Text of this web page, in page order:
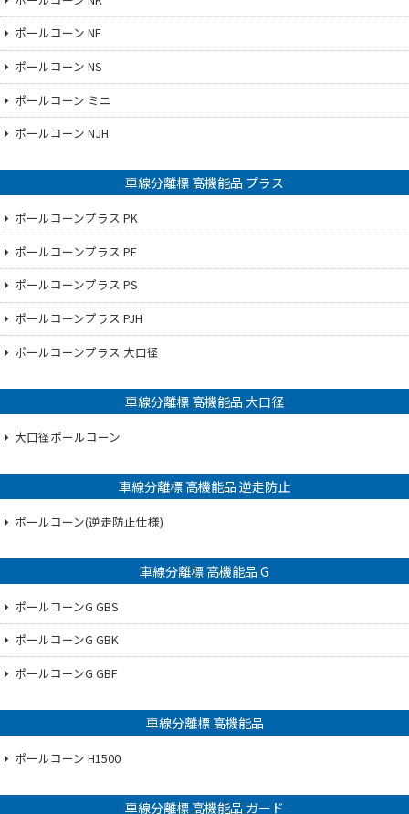
ポールコーン NF
ポールコーン NS
ポールコーン ミニ
ポールコーン NJH
車線分離標 高機能品 プラス
ポールコーンプラス PK
ポールコーンプラス PF
ポールコーンプラス PS
ポールコーンプラス PJH
ポールコーンプラス 大口径
車線分離標 高機能品 大口径
大口径ポールコーン
車線分離標 高機能品 逆走防止
ポールコーン(逆走防止仕様)
車線分離標 高機能品 G
ポールコーンG GBS
ポールコーンG GBK
ポールコーンG GBF
車線分離標 高機能品
ポールコーン H1500
車線分離標 高機能品 ガード